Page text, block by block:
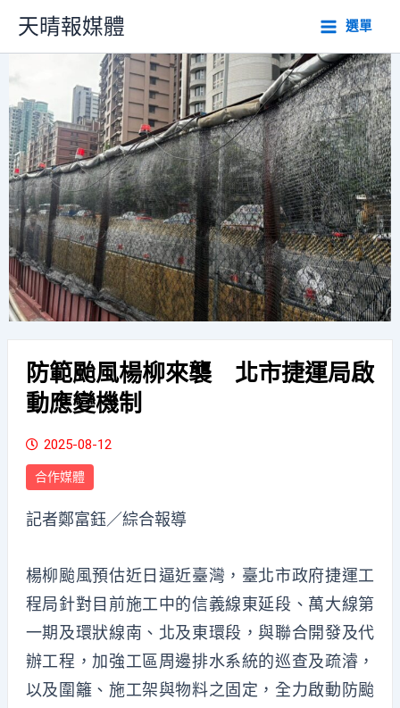
主
要
容
天晴報媒體 選單
防範颱風楊柳來襲 北市捷運局啟
動應變機制
2025-08-12
合作媒體
記者鄭富鈺／綜合報導
楊柳颱風預估近日逼近臺灣，臺北市政府捷運工
程局針對目前施工中的信義線東延段、萬大線第
一期及環狀線南、北及東環段，與聯合開發及代
辦工程，加強工區周邊排水系統的巡查及疏濬，
以及圍籬、施工架與物料之固定，全力啟動防颱